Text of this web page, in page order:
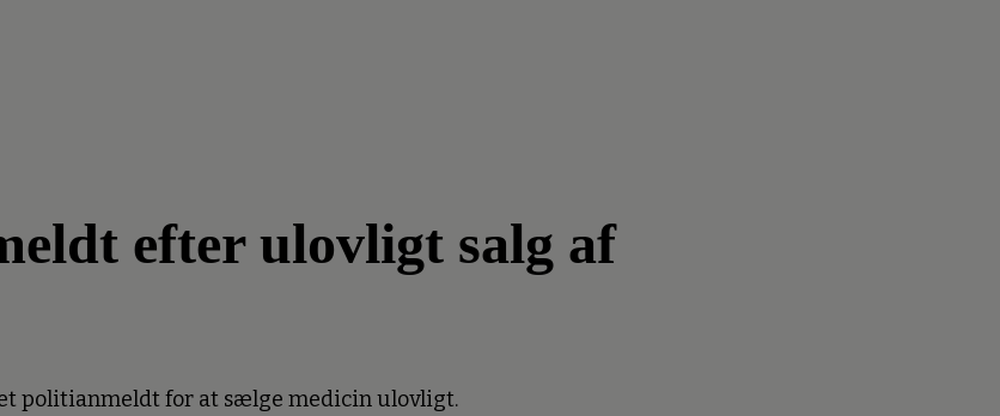
efter ulovligt salg af
politianmeldt for at sælge medicin ulovligt.